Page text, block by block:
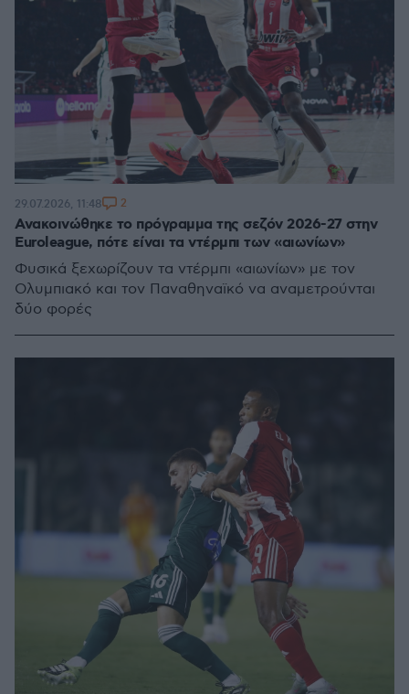
Ανακοινώθηκε το πρόγραμμα της σεζόν 2026-27 στην
Euroleague, πότε είναι τα ντέρμπι των «αιωνίων»
Φυσικά ξεχωρίζουν τα ντέρμπι «αιωνίων» με τον
Ολυμπιακό και τον Παναθηναϊκό να αναμετρούνται
δύο φορές
29.07.2026, 11:48 2